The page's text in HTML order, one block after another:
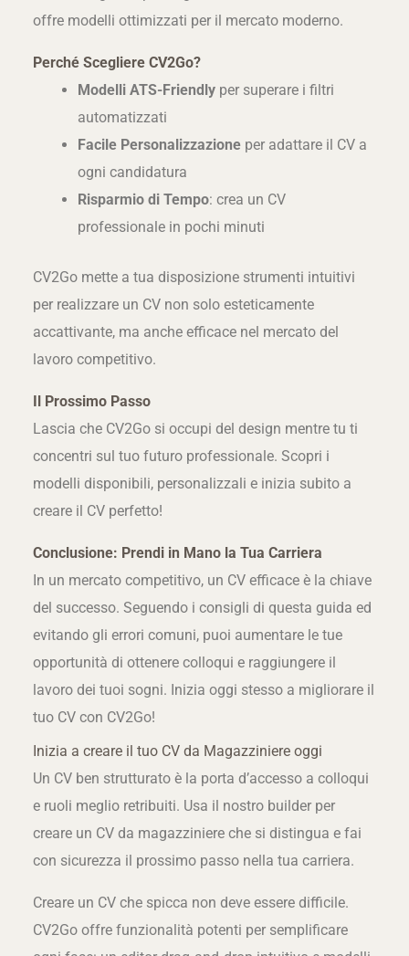
offre modelli ottimizzati per il mercato moderno.
Perché Scegliere CV2Go?
Modelli ATS-Friendly per superare i filtri
automatizzati
Facile Personalizzazione per adattare il CV a
ogni candidatura
Risparmio di Tempo: crea un CV
professionale in pochi minuti
CV2Go mette a tua disposizione strumenti intuitivi
per realizzare un CV non solo esteticamente
accattivante, ma anche efficace nel mercato del
lavoro competitivo.
Il Prossimo Passo
Lascia che CV2Go si occupi del design mentre tu ti
concentri sul tuo futuro professionale. Scopri i
modelli disponibili, personalizzali e inizia subito a
creare il CV perfetto!
Conclusione: Prendi in Mano la Tua Carriera
In un mercato competitivo, un CV efficace è la chiave
del successo. Seguendo i consigli di questa guida ed
evitando gli errori comuni, puoi aumentare le tue
opportunità di ottenere colloqui e raggiungere il
lavoro dei tuoi sogni. Inizia oggi stesso a migliorare il
tuo CV con CV2Go!
Inizia a creare il tuo CV da Magazziniere oggi
Un CV ben strutturato è la porta d’accesso a colloqui
e ruoli meglio retribuiti. Usa il nostro builder per
creare un CV da magazziniere che si distingua e fai
con sicurezza il prossimo passo nella tua carriera.
Creare un CV che spicca non deve essere difficile.
CV2Go offre funzionalità potenti per semplificare